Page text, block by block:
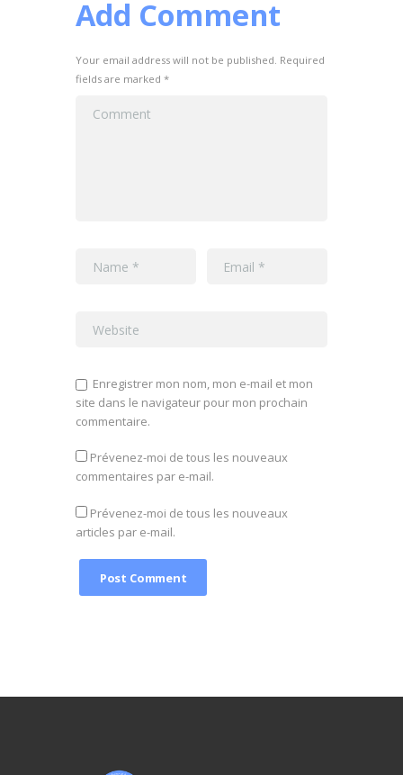
Add Comment
Your email address will not be published. Required
fields are marked *
Enregistrer mon nom, mon e-mail et mon
site dans le navigateur pour mon prochain
commentaire.
Prévenez-moi de tous les nouveaux
commentaires par e-mail.
Prévenez-moi de tous les nouveaux
articles par e-mail.